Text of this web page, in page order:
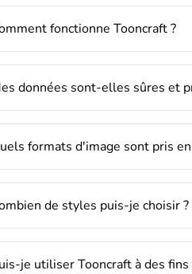
fonctionne Tooncraft ?
données sont-elles sûres et
formats d'image sont pris en
de styles puis-je choisir ?
je utiliser Tooncraft à des fins